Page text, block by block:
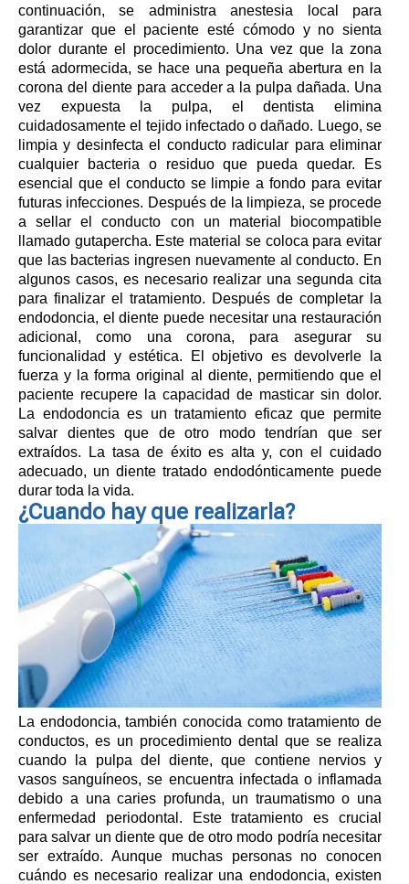
continuación, se administra anestesia local para
garantizar que el paciente esté cómodo y no sienta
dolor durante el procedimiento. Una vez que la zona
está adormecida, se hace una pequeña abertura en la
corona del diente para acceder a la pulpa dañada. Una
vez expuesta la pulpa, el dentista elimina
cuidadosamente el tejido infectado o dañado. Luego, se
limpia y desinfecta el conducto radicular para eliminar
cualquier bacteria o residuo que pueda quedar. Es
esencial que el conducto se limpie a fondo para evitar
futuras infecciones. Después de la limpieza, se procede
a sellar el conducto con un material biocompatible
llamado gutapercha. Este material se coloca para evitar
que las bacterias ingresen nuevamente al conducto. En
algunos casos, es necesario realizar una segunda cita
para finalizar el tratamiento. Después de completar la
endodoncia, el diente puede necesitar una restauración
adicional, como una corona, para asegurar su
funcionalidad y estética. El objetivo es devolverle la
fuerza y la forma original al diente, permitiendo que el
paciente recupere la capacidad de masticar sin dolor.
La endodoncia es un tratamiento eficaz que permite
salvar dientes que de otro modo tendrían que ser
extraídos. La tasa de éxito es alta y, con el cuidado
adecuado, un diente tratado endodónticamente puede
durar toda la vida.
¿Cuando hay que realizarla?
La endodoncia, también conocida como tratamiento de
conductos, es un procedimiento dental que se realiza
cuando la pulpa del diente, que contiene nervios y
vasos sanguíneos, se encuentra infectada o inflamada
debido a una caries profunda, un traumatismo o una
enfermedad periodontal. Este tratamiento es crucial
para salvar un diente que de otro modo podría necesitar
ser extraído. Aunque muchas personas no conocen
cuándo es necesario realizar una endodoncia, existen